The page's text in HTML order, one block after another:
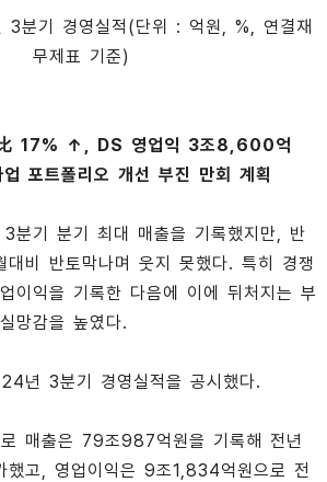
분기 경영실적(단위 : 억원, %, 연결재
무제표 기준)
17% ↑, DS 영업익 3조8,600억
포트폴리오 개선 부진 만회 계획
분기 분기 최대 매출을 기록했지만, 반
대비 반토막나며 웃지 못했다. 특히 경쟁
이익을 기록한 다음에 이에 뒤처지는 부
망감을 높였다.
년 3분기 경영실적을 공시했다.
로 매출은 79조987억원을 기록해 전년
했고, 영업이익은 9조1,834억원으로 전